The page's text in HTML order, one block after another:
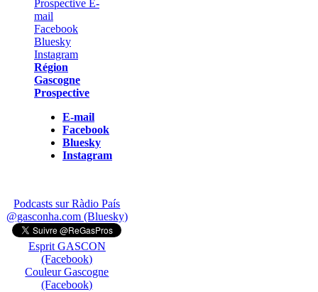
Région
Gascogne
Prospective
E-mail
Facebook
Bluesky
Instagram
Podcasts sur Ràdio País
@gasconha.com (Bluesky)
Esprit GASCON
(Facebook)
Couleur Gascogne
(Facebook)